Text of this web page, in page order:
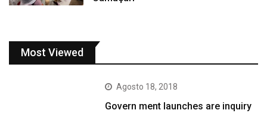
Most Viewed
Agosto 18, 2018
Govern ment launches are inquiry